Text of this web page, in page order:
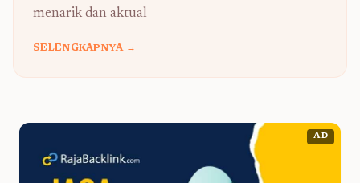
menarik dan aktual
SELENGKAPNYA →
AD